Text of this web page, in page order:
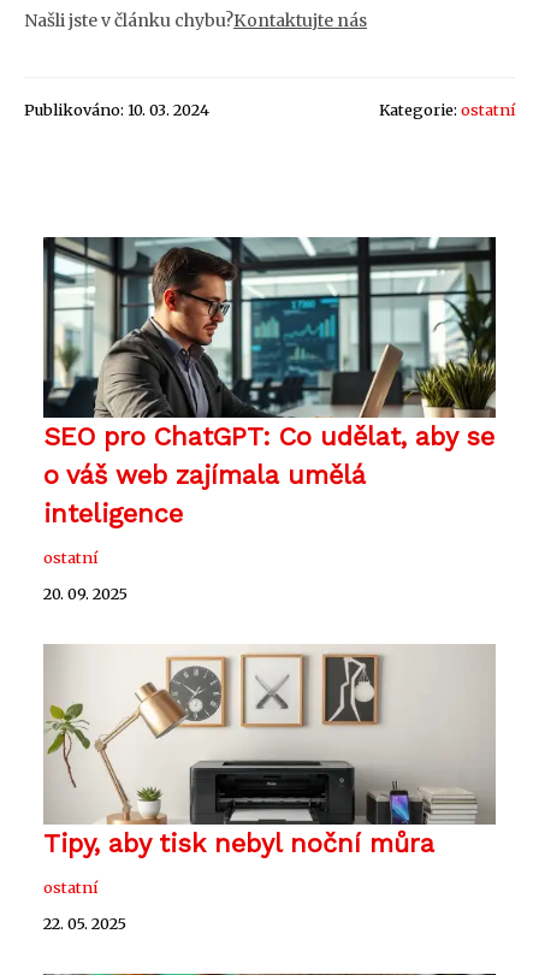
Našli jste v článku chybu?Kontaktujte nás
Publikováno: 10. 03. 2024 Kategorie: ostatní
SEO pro ChatGPT: Co udělat, aby se
o váš web zajímala umělá
inteligence
ostatní
20. 09. 2025
Tipy, aby tisk nebyl noční můra
ostatní
22. 05. 2025